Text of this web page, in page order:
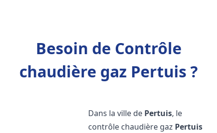
Besoin de Contrôle
chaudière gaz Pertuis ?
Dans la ville de Pertuis, le
contrôle chaudière gaz Pertuis